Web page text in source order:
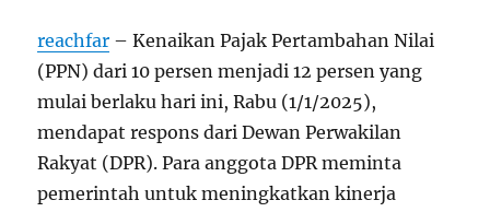
reachfar – Kenaikan Pajak Pertambahan Nilai
(PPN) dari 10 persen menjadi 12 persen yang
mulai berlaku hari ini, Rabu (1/1/2025),
mendapat respons dari Dewan Perwakilan
Rakyat (DPR). Para anggota DPR meminta
pemerintah untuk meningkatkan kinerja